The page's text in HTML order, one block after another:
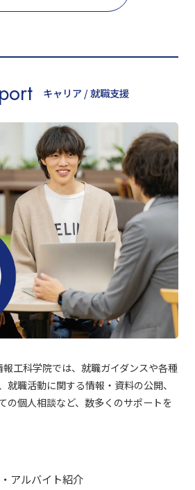
キャリア / 就職支援
報工科学院では、就職ガイダンスや各種
就職活動に関する情報・資料の公開、
の個人相談など、数多くのサポートを
アルバイト紹介